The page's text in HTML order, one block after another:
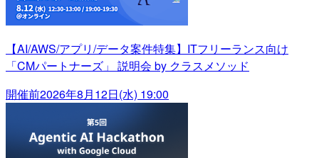
【AI/AWS/アプリ/データ案件特集】ITフリーランス向け
「CMパートナーズ」 説明会 by クラスメソッド
開催前2026年8月12日(水) 19:00